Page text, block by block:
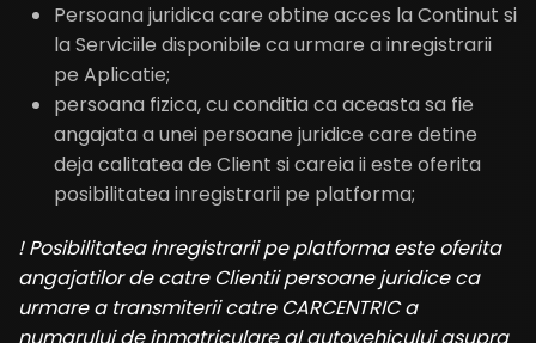
Persoana juridica care obtine acces la Continut si
la Serviciile disponibile ca urmare a inregistrarii
pe Aplicatie;
persoana fizica, cu conditia ca aceasta sa fie
angajata a unei persoane juridice care detine
deja calitatea de Client si careia ii este oferita
posibilitatea inregistrarii pe platforma;
! Posibilitatea inregistrarii pe platforma este oferita
angajatilor de catre Clientii persoane juridice ca
urmare a transmiterii catre CARCENTRIC a